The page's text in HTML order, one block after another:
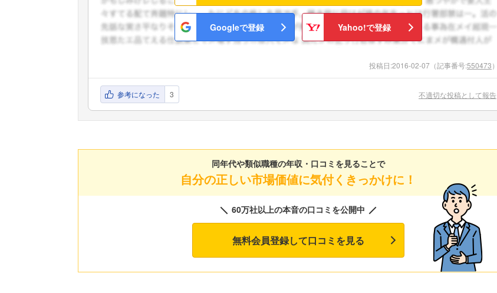
Googleで登録 Yahoo!で登録
投稿日:2016-02-07 （記事番号:550473）
参考になった 3 不適切な投稿として報告
同年代や類似職種の年収・口コミを見ることで
自分の正しい市場価値に気付くきっかけに！
60万社以上の本音の口コミを公開中
無料会員登録して口コミを見る